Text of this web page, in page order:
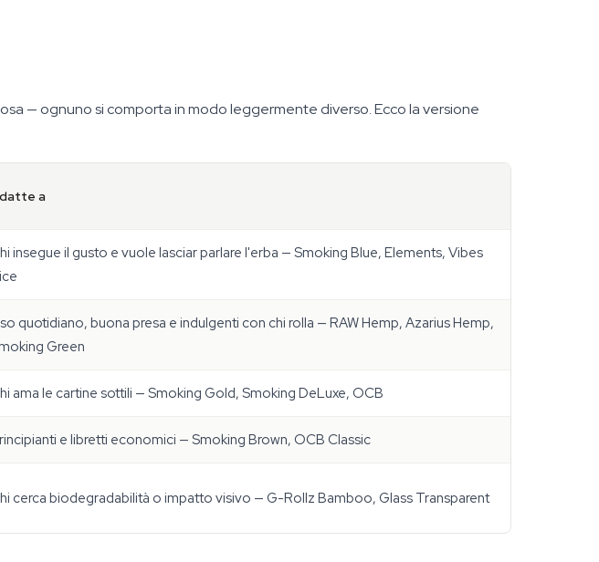
— ognuno si comporta in modo leggermente diverso. Ecco la versione
a
insegue il gusto e vuole lasciar parlare l'erba — Smoking Blue, Elements, Vibes
quotidiano, buona presa e indulgenti con chi rolla — RAW Hemp, Azarius Hemp,
Green
ama le cartine sottili — Smoking Gold, Smoking DeLuxe, OCB
e libretti economici — Smoking Brown, OCB Classic
cerca biodegradabilità o impatto visivo — G-Rollz Bamboo, Glass Transparent